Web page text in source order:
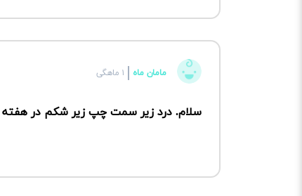
مامان ماه ۱ ماهگی
سلام. درد زیر سمت چپ زیر شکم در هفته ۱۰ بارداری نشانه چیست؟